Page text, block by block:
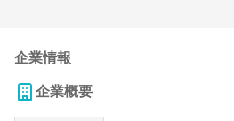
企業情報
企業概要